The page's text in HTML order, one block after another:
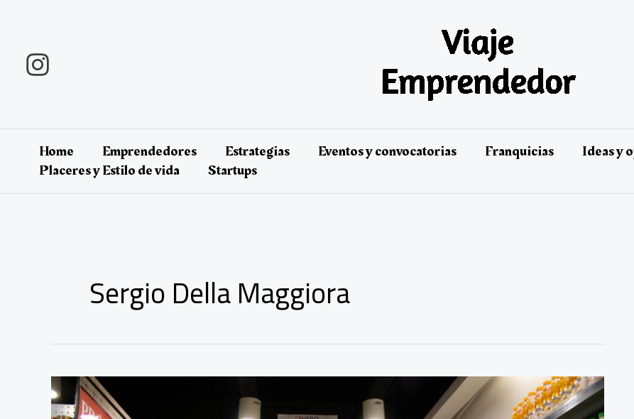
contenido
Home Emprendedores Estrategias Eventos y convocatorias Franquicias Ideas y
Placeres y Estilo de vida
Startups
Sergio Della Maggiora